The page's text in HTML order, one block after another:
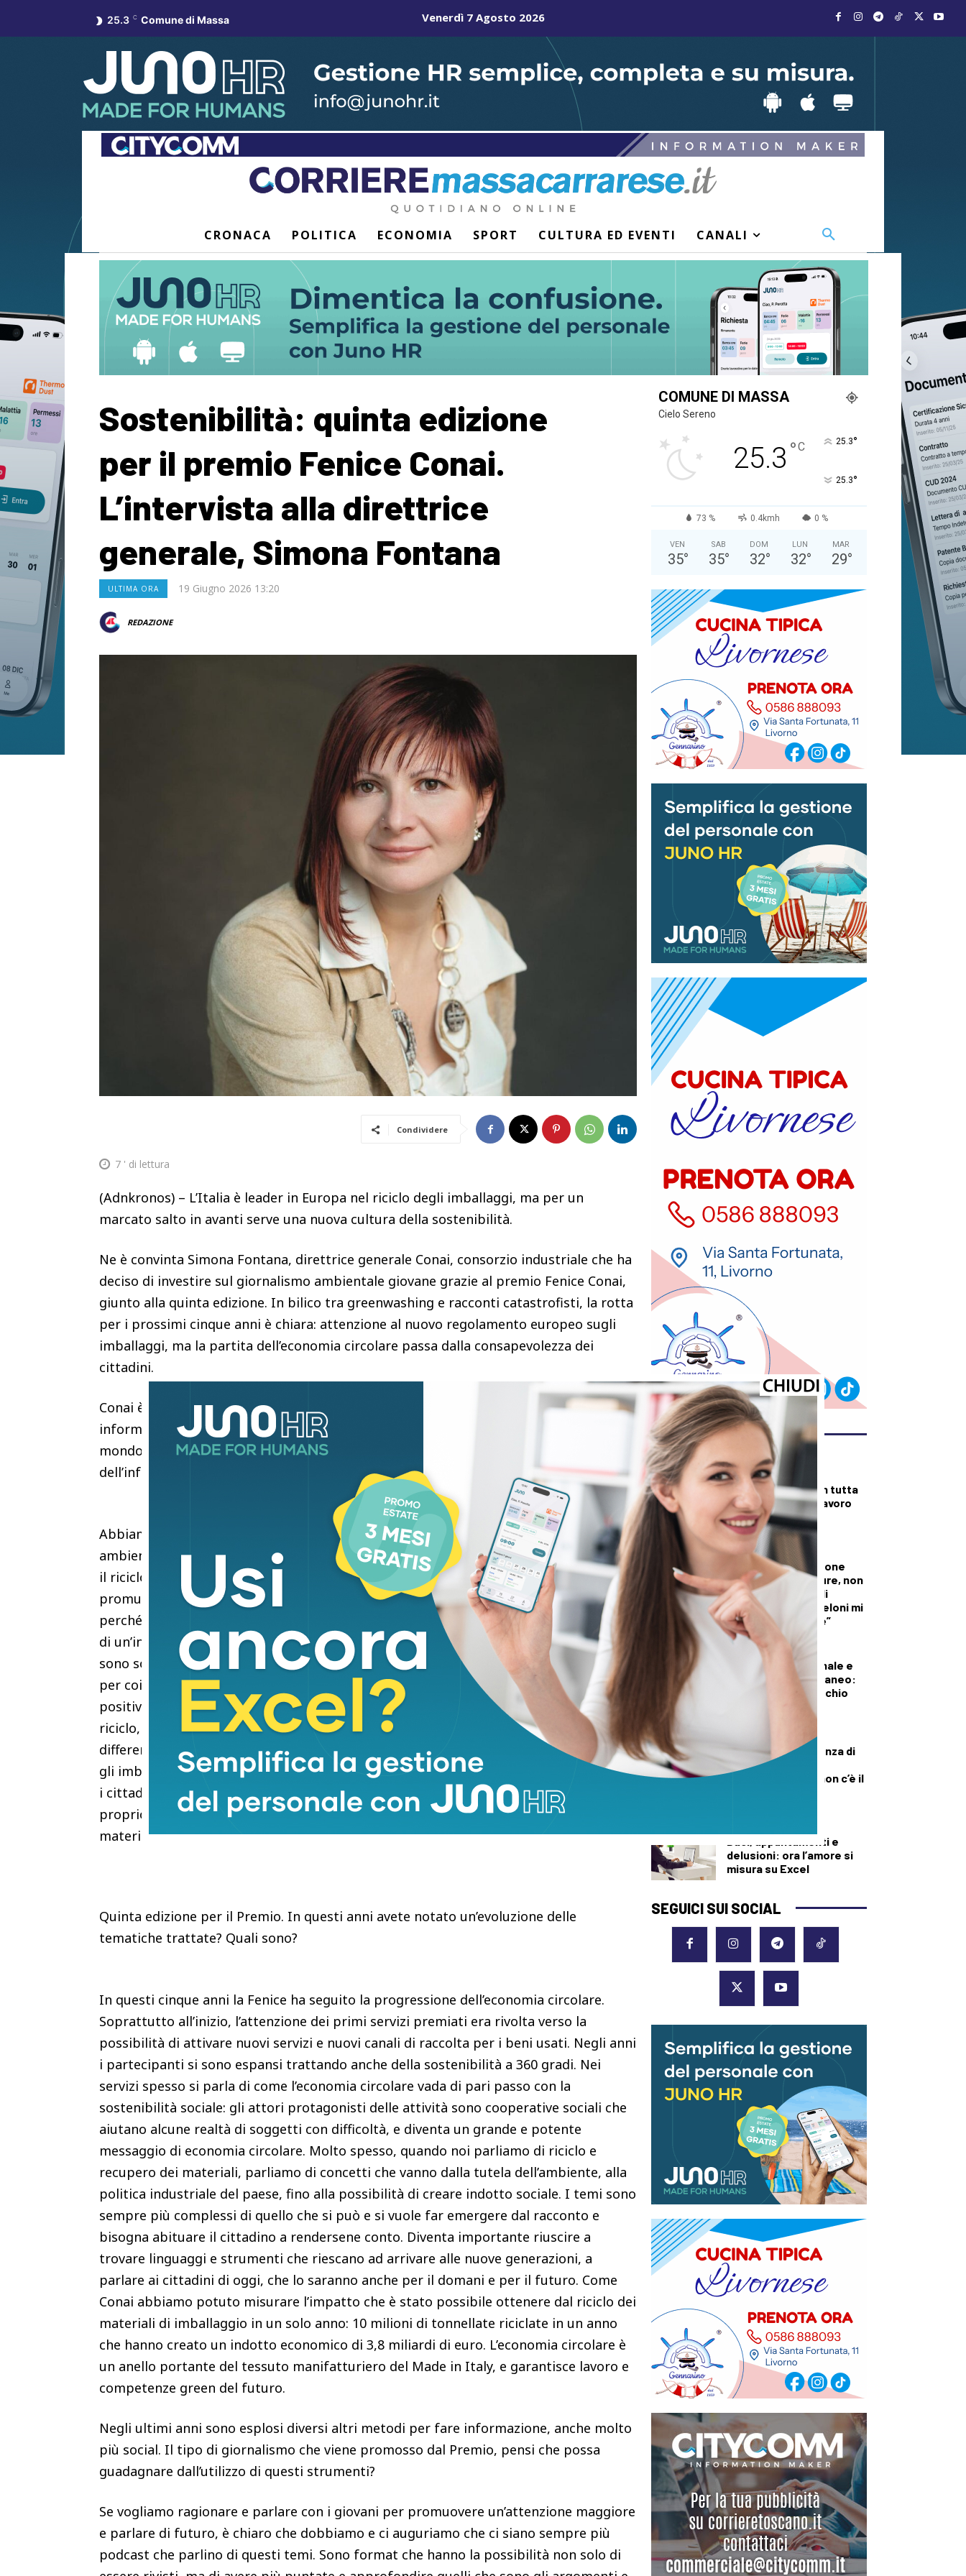
25.3 C Comune di Massa Venerdì 7 Agosto 2026
CRONACA POLITICA ECONOMIA SPORT CULTURA ED EVENTI CANALI
Sostenibilità: quinta edizione
per il premio Fenice Conai.
L’intervista alla direttrice
generale, Simona Fontana
ULTIMA ORA 19 Giugno 2026 13:20
REDAZIONE
Condividere
7 ' di lettura
(Adnkronos) – L’Italia è leader in Europa nel riciclo degli imballaggi, ma per un
marcato salto in avanti serve una nuova cultura della sostenibilità.
Ne è convinta Simona Fontana, direttrice generale Conai, consorzio industriale che ha
deciso di investire sul giornalismo ambientale giovane grazie al premio Fenice Conai,
giunto alla quinta edizione. In bilico tra greenwashing e racconti catastrofisti, la rotta
per i prossimi cinque anni è chiara: attenzione al nuovo regolamento europeo sugli
imballaggi, ma la partita dell’economia circolare passa dalla consapevolezza dei
cittadini.
Conai è spesso associato al riciclo degli imballaggi, ma oggi parliamo anche di
informazione e cultura ambientale. Perché un consorzio degli imballaggi entra nel
mondo del giornalismo? Che legame c’è tra economia circolare e qualità
dell’informazione?
Abbiamo scelto cinque anni fa di promuovere Fenice Conai per il giornalismo
ambientale giovane, perché siamo convinti che oggi l’Italia, che è leader in Europa per
il riciclo dei materiali di cui sono fatti i nostri imballaggi, abbia sempre più bisogno di
promuovere la cultura dell’economia circolare e della sostenibilità ambientale. Questo
perché a volte i temi ambientali vengono leggermente banalizzati. Abbiamo bisogno
di un’informazione su questi temi che sia curata con la professionalità che i giornalisti
sono soliti avere nella loro attività, e che sia in grado di arrivare al grande pubblico,
per coinvolgerlo ancora di più nel fare un passo avanti che migliori ulteriormente i già
positivi risultati che il nostro sistema sta garantendo. L’economia circolare non è solo
riciclo, è anche il riuso degli oggetti, la loro riparabilità, è fare bene la raccolta
differenziata, e quindi il poter garantire una seconda vita ai materiali di cui sono fatti
gli imballaggi e non solo. Per fare questo abbiamo bisogno di invogliare ancora di più
i cittadini e far comprendere loro l’importanza di questi piccoli gesti, garantendo
proprio quello che è il principio dell’economia circolare:la chiusura dei cicli dei
materiali di cui sono fatti gli oggetti che ci circondano.
Quinta edizione per il Premio. In questi anni avete notato un’evoluzione delle
tematiche trattate? Quali sono?
In questi cinque anni la Fenice ha seguito la progressione dell’economia circolare.
Soprattutto all’inizio, l’attenzione dei primi servizi premiati era rivolta verso la
possibilità di attivare nuovi servizi e nuovi canali di raccolta per i beni usati. Negli anni
i partecipanti si sono espansi trattando anche della sostenibilità a 360 gradi. Nei
servizi spesso si parla di come l’economia circolare vada di pari passo con la
sostenibilità sociale: gli attori protagonisti delle attività sono cooperative sociali che
aiutano alcune realtà di soggetti con difficoltà, e diventa un grande e potente
messaggio di economia circolare. Molto spesso, quando noi parliamo di riciclo e
recupero dei materiali, parliamo di concetti che vanno dalla tutela dell’ambiente, alla
politica industriale del paese, fino alla possibilità di creare indotto sociale. I temi sono
sempre più complessi di quello che si può e si vuole far emergere dal racconto e
bisogna abituare il cittadino a rendersene conto. Diventa importante riuscire a
trovare linguaggi e strumenti che riescano ad arrivare alle nuove generazioni, a
parlare ai cittadini di oggi, che lo saranno anche per il domani e per il futuro. Come
Conai abbiamo potuto misurare l’impatto che è stato possibile ottenere dal riciclo dei
materiali di imballaggio in un solo anno: 10 milioni di tonnellate riciclate in un anno
che hanno creato un indotto economico di 3,8 miliardi di euro. L’economia circolare è
un anello portante del tessuto manifatturiero del Made in Italy, e garantisce lavoro e
competenze green del futuro.
Negli ultimi anni sono esplosi diversi altri metodi per fare informazione, anche molto
più social. Il tipo di giornalismo che viene promosso dal Premio, pensi che possa
guadagnare dall’utilizzo di questi strumenti?
Se vogliamo ragionare e parlare con i giovani per promuovere un’attenzione maggiore
e parlare di futuro, è chiaro che dobbiamo e ci auguriamo che ci siano sempre più
podcast che parlino di questi temi. Sono format che hanno la possibilità non solo di
COMUNE DI MASSA
Cielo Sereno
25.3 °C 25.3°
25.3°
73 % 0.4kmh 0 %
VEN
35°
SAB
35°
DOM
32°
LUN
32°
MAR
29°
ULTIMI ARTICOLI
DALLA TOSCANA
Fiamme di bosco in tutta
la Regione, superlavoro
per l’Aib
DALLA TOSCANA
Conte in commissione
Covid: “Scavate pure, non
troverete niente di
illecito su di me. Meloni mi
diede del criminale”
DEMOGRAFICA
Pillola, anello vaginale e
impianto sottocutaneo:
l’allerta Aifa sul rischio
Culle vuote e assenza di
medici: muore una
neonata perché “non c’è il
Baci, appuntamenti e
delusioni: ora l’amore si
misura su Excel
SEGUICI SUI SOCIAL